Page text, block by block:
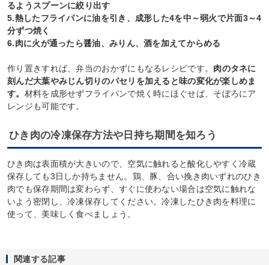
るようスプーンに絞り出す
5.熱したフライパンに油を引き、成形した4を中～弱火で片面3～4
分ずつ焼く
6.肉に火が通ったら醤油、みりん、酒を加えてからめる
作り置きすれば、弁当のおかずにもなるレシピです。 肉のタネに
刻んだ大葉やみじん切りのパセリを加えると味の変化が楽しめま
す。 材料を成形せずフライパンで焼く時にほぐせば、そぼろにア
レンジも可能です。
ひき肉の冷凍保存方法や日持ち期間を知ろう
ひき肉は表面積が大きいので、空気に触れると酸化しやすく冷蔵
保存しても3日しか持ちません。鶏、豚、合い挽き肉いずれのひき
肉でも保存期間は変わらず、すぐに使わない場合は空気に触れな
いよう密閉し、冷凍保存してください。冷凍したひき肉を料理に
使って、美味しく食べましょう。
関連する記事